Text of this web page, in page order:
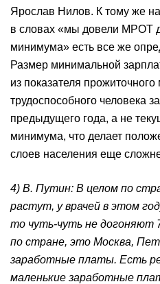
Ярослав Нилов. К тому же
в словах «мы довели МРОТ
минимума» есть все же
Размер минимальной
из показателя
трудоспособного человека
предыдущего года, а не
минимума, что делает
слоев населения еще
4) В. Путин: В целом по
растут, у врачей в этом
то чуть-чуть не догоняют
по стране, это Москва,
заработные платы. Есть
маленькие заработные